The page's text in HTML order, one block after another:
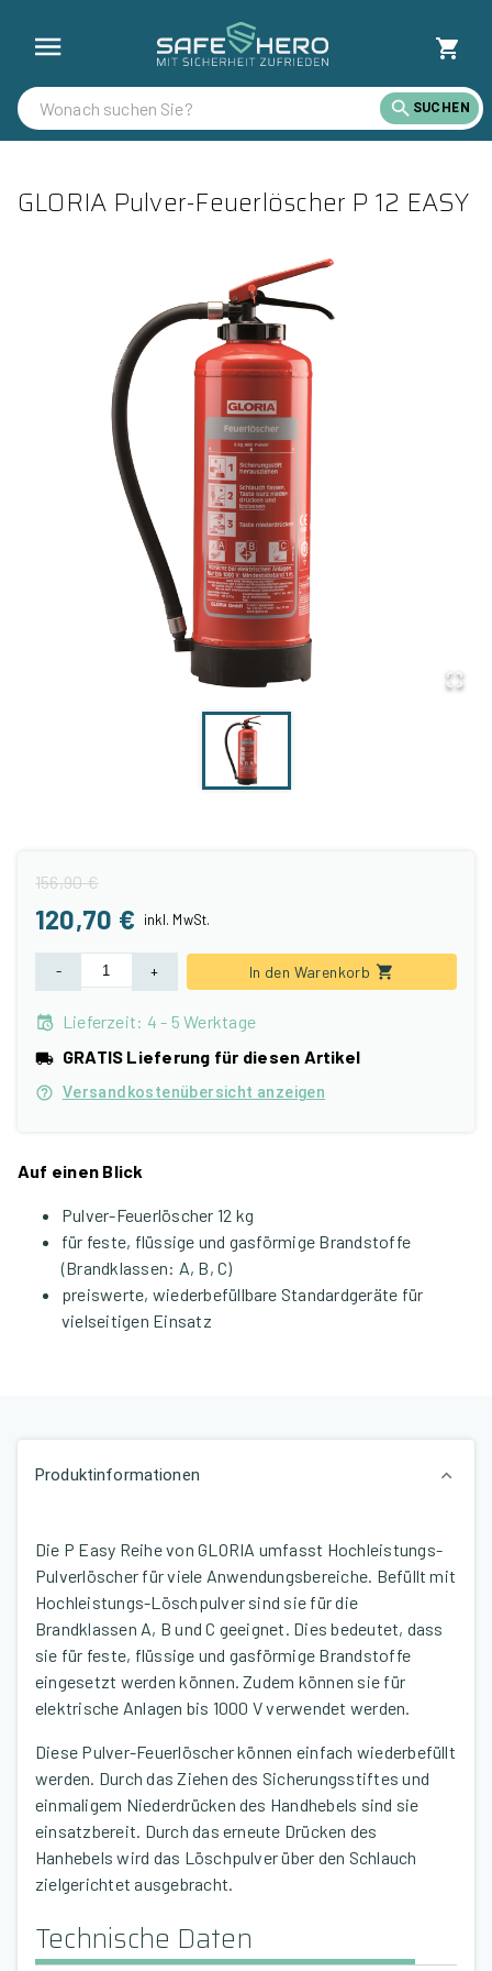
SUCHEN
GLORIA Pulver-Feuerlöscher P 12 EASY
156,90 €
120,70 € inkl. MwSt.
- + In den Warenkorb
Lieferzeit: 4 - 5 Werktage
GRATIS Lieferung für diesen Artikel
Versandkostenübersicht anzeigen
Auf einen Blick
Pulver-Feuerlöscher 12 kg
für feste, flüssige und gasförmige Brandstoffe
(Brandklassen: A, B, C)
preiswerte, wiederbefüllbare Standardgeräte für
vielseitigen Einsatz
Produktinformationen
Die P Easy Reihe von GLORIA umfasst Hochleistungs-
Pulverlöscher für viele Anwendungsbereiche. Befüllt mit
Hochleistungs-Löschpulver sind sie für die
Brandklassen A, B und C geeignet. Dies bedeutet, dass
sie für feste, flüssige und gasförmige Brandstoffe
eingesetzt werden können. Zudem können sie für
elektrische Anlagen bis 1000 V verwendet werden.
Diese Pulver-Feuerlöscher können einfach wiederbefüllt
werden. Durch das Ziehen des Sicherungsstiftes und
einmaligem Niederdrücken des Handhebels sind sie
einsatzbereit. Durch das erneute Drücken des
Hanhebels wird das Löschpulver über den Schlauch
zielgerichtet ausgebracht.
Technische Daten